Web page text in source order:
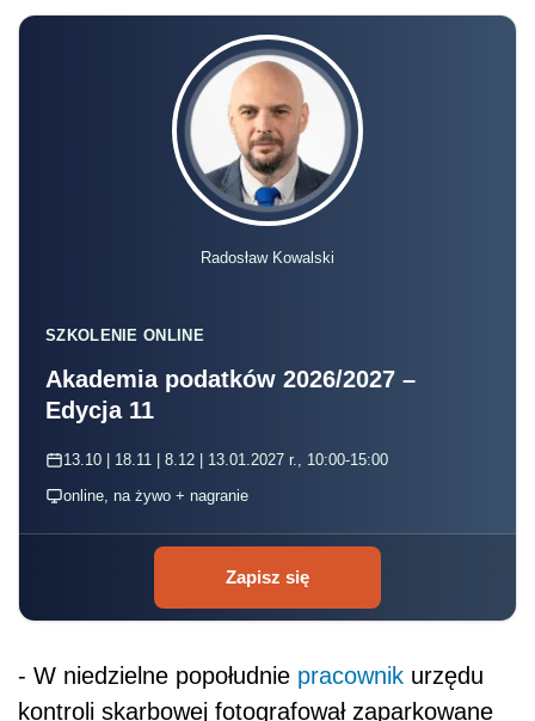
SZKOLENIE ONLINE
Akademia podatków 2026/2027 –
13.10 | 18.11 | 8.12 | 13.01.2027 r., 10:00-15:00
online, na żywo + nagranie
Zapisz się
kontroli skarbowej fotografował zaparkowane
przeze mnie
supermarketem. W odpowiedzi na zadane
pytanie stwierdził, że gromadzi dokumentację
w sprawie firmy mojego pracodawcy - mówi
nam pan Marek z Warszawy.
Eksperci potwierdzają, żeurzędnicystosują
cenę próbują wykazać, że służbowe auto jest